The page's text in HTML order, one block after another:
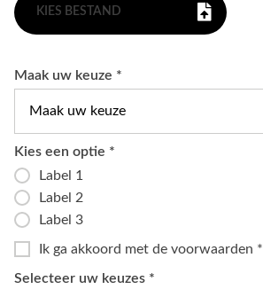
KIES BESTAND
Maak uw keuze *
Kies een optie *
Label 1
Label 2
Label 3
Ik ga akkoord met de voorwaarden *
Selecteer uw keuzes *